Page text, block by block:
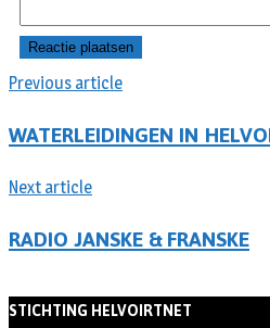
Previous article
WATERLEIDINGEN IN
Next article
RADIO JANSKE & FRANSKE
STICHTING HELVOIRTNET